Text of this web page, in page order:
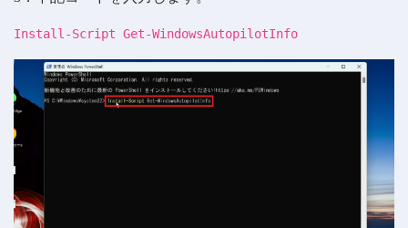
Install-Script Get-WindowsAutopilotInfo